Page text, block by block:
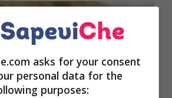
asks for your consent
personal data for the
purposes: